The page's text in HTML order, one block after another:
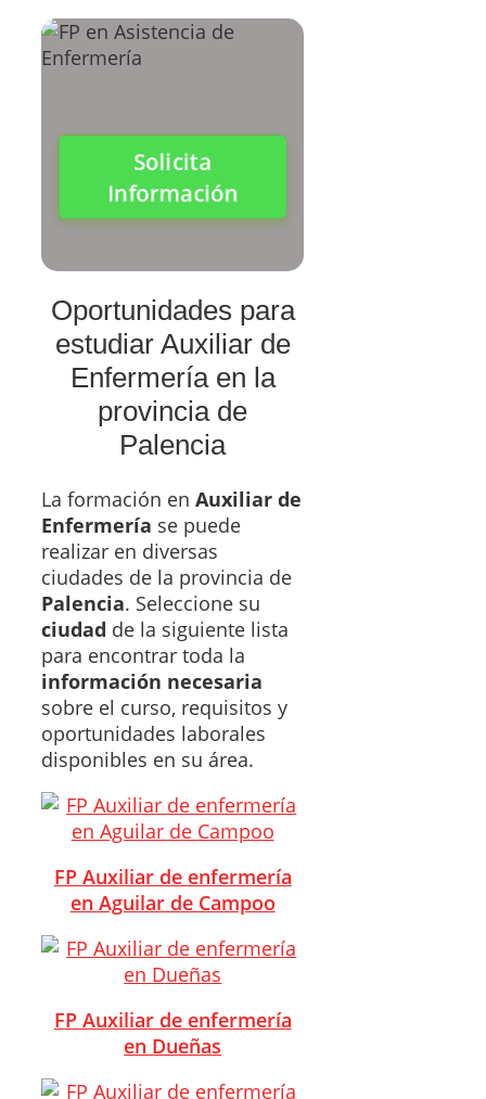
Solicita
Información
Oportunidades para
estudiar Auxiliar de
Enfermería en la
provincia de
Palencia
La formación en Auxiliar de
Enfermería se puede
realizar en diversas
ciudades de la provincia de
Palencia. Seleccione su
ciudad de la siguiente lista
para encontrar toda la
información necesaria
sobre el curso, requisitos y
oportunidades laborales
disponibles en su área.
FP Auxiliar de enfermería
en Aguilar de Campoo
FP Auxiliar de enfermería
en Dueñas